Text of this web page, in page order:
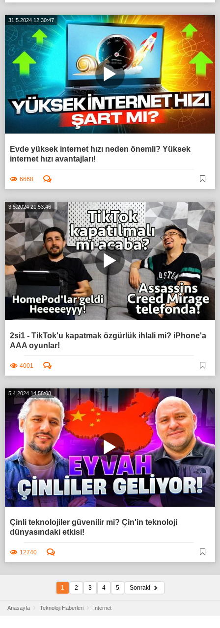
31.5.2024 12:30:47
Evde yüksek internet hızı neden önemli? Yüksek
internet hızı avantajları!
6668
3.5.2024 21:53:46
2si1 - TikTok'u kapatmak özgürlük ihlali mi? iPhone'a
AAA oyunlar!
4001
5.4.2024 14:58:08
Çinli teknolojiler güvenilir mi? Çin'in teknoloji
dünyasındaki etkisi!
12740
1 2 3 4 5 Sonraki
Anasayfa Teknoloji Haberleri Internet